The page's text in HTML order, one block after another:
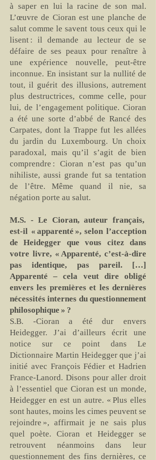
à saper en lui la racine de son mal.
L’œuvre de Cioran est une planche de
salut comme le savent tous ceux qui le
lisent : il demande au lecteur de se
défaire de ses peaux pour renaître à
une expérience nouvelle, peut-être
inconnue. En insistant sur la nullité de
tout, il guérit des illusions, autrement
plus destructrices, comme celle, pour
lui, de l’engagement politique. Cioran
a été une sorte d’abbé de Rancé des
Carpates, dont la Trappe fut les allées
du jardin du Luxembourg. Un choix
paradoxal, mais qu’il s’agit de bien
comprendre : Cioran n’est pas qu’un
nihiliste, aussi grande fut sa tentation
de l’être. Même quand il nie, sa
négation porte au salut.
M.S. - Le Cioran, auteur français,
est-il « apparenté », selon l’acception
de Heidegger que vous citez dans
votre livre, « Apparenté, c’est-à-dire
pas identique, pas pareil. […]
Apparenté – cela veut dire obligé
envers les premières et les dernières
nécessités internes du questionnement
philosophique » ?
S.B. -Cioran a été dur envers
Heidegger. J’ai d’ailleurs écrit une
notice sur ce point dans Le
Dictionnaire Martin Heidegger que j’ai
initié avec François Fédier et Hadrien
France-Lanord. Disons pour aller droit
à l’essentiel que Cioran est un monde,
Heidegger en est un autre. « Plus elles
sont hautes, moins les cimes peuvent se
rejoindre », affirmait je ne sais plus
quel poète. Cioran et Heidegger se
retrouvent néanmoins dans leur
questionnement des fins dernières, ce